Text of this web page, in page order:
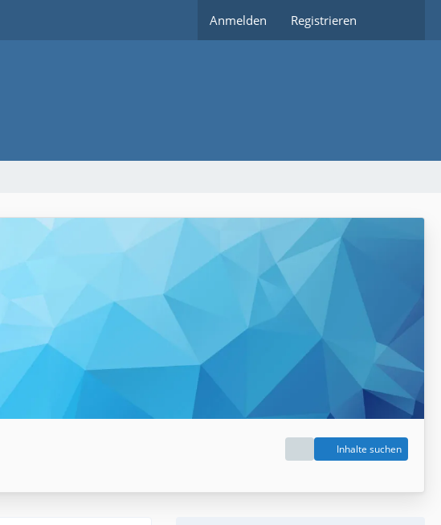
Anmelden Registrieren
Inhalte suchen